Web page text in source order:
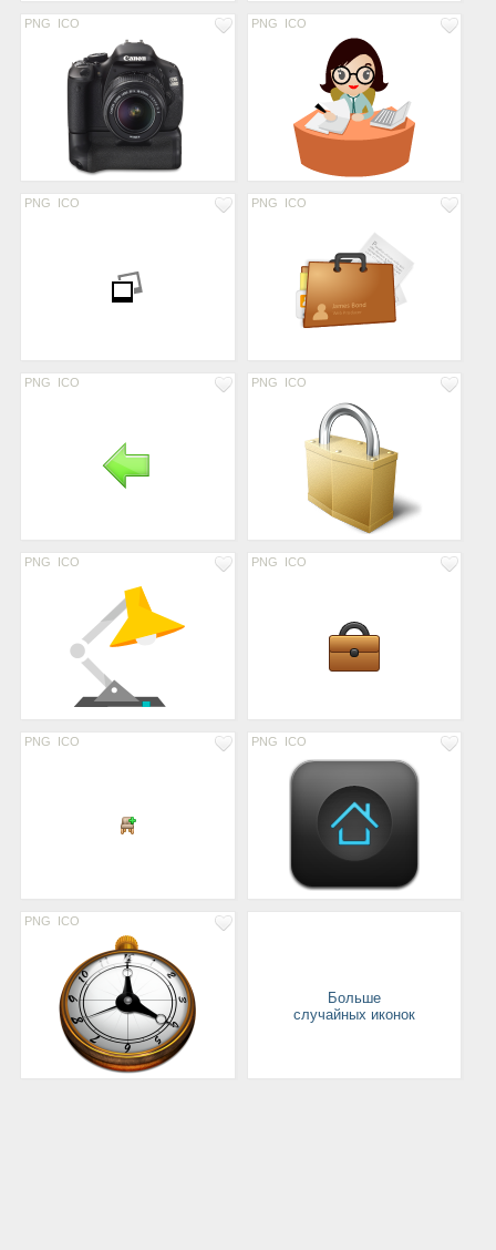
PNG ICO PNG ICO
PNG ICO PNG ICO
PNG ICO PNG ICO
PNG ICO PNG ICO
PNG ICO PNG ICO
PNG ICO
Больше
случайных иконок